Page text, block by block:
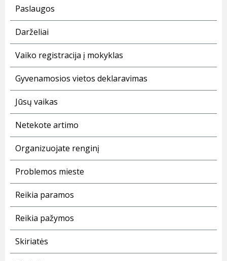
Paslaugos
Darželiai
Vaiko registracija į mokyklas
Gyvenamosios vietos deklaravimas
Jūsų vaikas
Netekote artimo
Organizuojate renginį
Problemos mieste
Reikia paramos
Reikia pažymos
Skiriatės